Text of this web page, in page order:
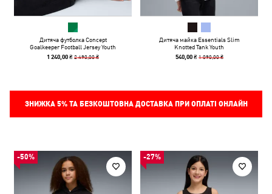
Дитяча футболка Concept
Goalkeeper Football Jersey Youth
1 240,00 ₴2 490,00 ₴
Дитяча майка Essentials Slim
Knotted Tank Youth
540,00 ₴ 1 090,00 ₴
ЗНИЖКА 5%ТА БЕЗКОШТОВНА ДОСТАВКА ПРИ ОПЛАТІ ОНЛАЙН
-50% -27%